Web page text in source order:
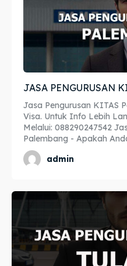
Legalisir
Apostille
Penerjemah
Asuransi
Blog
Legalisir
Apostille
Penerjemah
Asuransi
Blog
JASA PENGURUSAN
Jasa Pengurusan KITAS
Visa. Untuk Info Lebih
Melalui: 088290247542 Jasa Pengurusan KITAS
Palembang - Apakah
admin